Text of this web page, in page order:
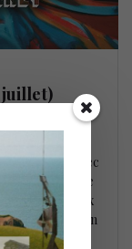
juillet)
plus festive avec
au passage le
après deux
concert en
le…